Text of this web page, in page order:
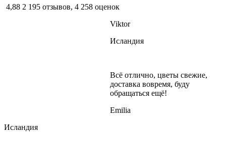
4,88 2 195 отзывов, 4 258 оценок
Viktor
Исландия
Всё отлично, цветы свежие,
доставка вовремя, буду
обращаться ещё!
Emilia
Исландия